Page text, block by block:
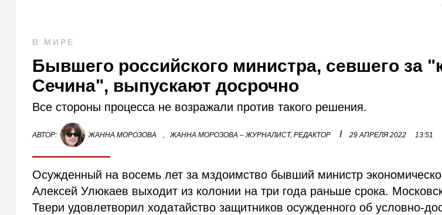
В МИРЕ
Бывшего российского министра, севшего за
Сечина", выпускают досрочно
Все стороны процесса не возражали против такого решения.
АВТОР: ЖАННА МОРОЗОВА , ЖАННА МОРОЗОВА – ЖУРНАЛИСТ, РЕДАКТОР I 29 АПРЕЛЯ 2022 13:51
Осужденный на восемь лет за мздоимство бывший министр
Алексей Улюкаев выходит из колонии на три года раньше срока.
Твери удовлетворил ходатайство защитников осужденного об условно-